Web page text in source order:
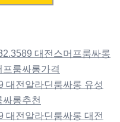
대전스머프룸싸롱
룸싸롱가격
대전알라딘룸싸롱 유성
롱추천
대전알라딘룸싸롱 대전